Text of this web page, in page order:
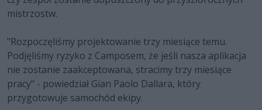
mistrzostw.
"Rozpoczęliśmy projektowanie trzy miesiące temu.
Podjęliśmy ryzyko z Camposem, że jeśli nasza aplikacja
nie zostanie zaakceptowana, stracimy trzy miesiące
pracy" - powiedział Gian Paolo Dallara, który
przygotowuje samochód ekipy.